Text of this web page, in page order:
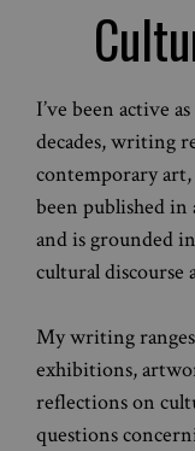
I’ve been active
decades, writing
contemporary
been published in
and is grounded
cultural discourse
My writing
exhibitions,
reflections on
questions